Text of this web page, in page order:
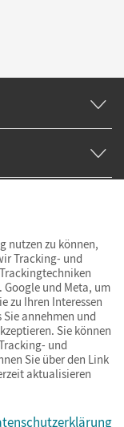
Cookies & Co.
nutzen zu können,
Tracking- und
Google und Meta, um
zu Ihren Interessen
annehmen und
Sie können
und
Sie über den Link
aktualisieren